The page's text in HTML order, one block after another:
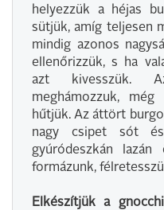
helyezzük a héjas
sütjük, amíg teljesen
mindig azonos
ellenőrizzük, s ha
azt kivesszük.
meghámozzuk,
hűtjük. Az áttört
nagy csipet sót
gyúródeszkán
formázunk,
Elkészítjük a